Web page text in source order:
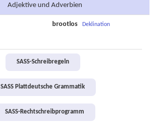
Adjektive und Adverbien
brootlos Deklination
SASS-Schreibregeln
SASS Plattdeutsche Grammatik
SASS-Rechtschreibprogramm